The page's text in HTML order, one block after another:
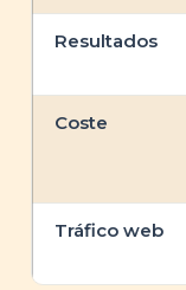
Resultados
Coste
Tráfico web